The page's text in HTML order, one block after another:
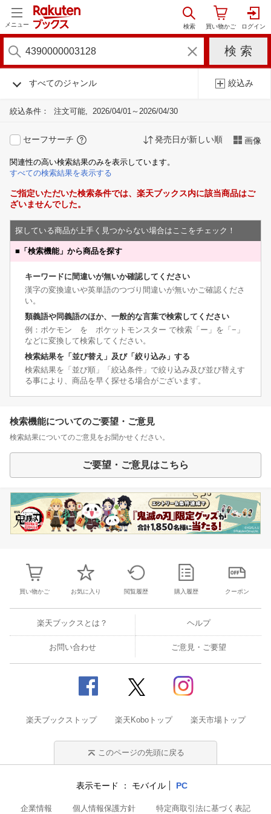
メニュー
すべてのジャンル 絞込み
絞込条件： 注文可能 2026/04/01～2026/04/30
セーフサーチ 発売日が新しい順 画像
関連性の高い検索結果のみを表示しています。
すべての検索結果を表示する
ご指定いただいた検索条件では、楽天ブックス内に該当商品はご
ざいませんでした。
探している商品が上手く見つからない場合はここをチェック！
■ 「検索機能」から商品を探す
キーワードに間違いが無いか確認してください
漢字の変換違いや英単語のつづり間違いが無いかご確認くださ
い。
類義語や同義語のほか、一般的な言葉で検索してください
例：ポケモン を ポケットモンスター で検索「ー」を「−」
などに変換して検索してください。
検索結果を「並び替え」及び「絞り込み」する
検索結果を「並び順」「絞込条件」で絞り込み及び並び替えす
る事により、商品を早く探せる場合がございます。
検索機能についてのご要望・ご意見
検索結果についてのご意見をお聞かせください。
ご要望・ご意見はこちら
買い物かご お気に入り 閲覧履歴 購入履歴 クーポン
楽天ブックスとは？ ヘルプ
お問い合わせ ご意見・ご要望
楽天ブックストップ 楽天Koboトップ 楽天市場トップ
このページの先頭に戻る
表示モード モバイル PC
企業情報 個人情報保護方針 特定商取引法に基づく表記